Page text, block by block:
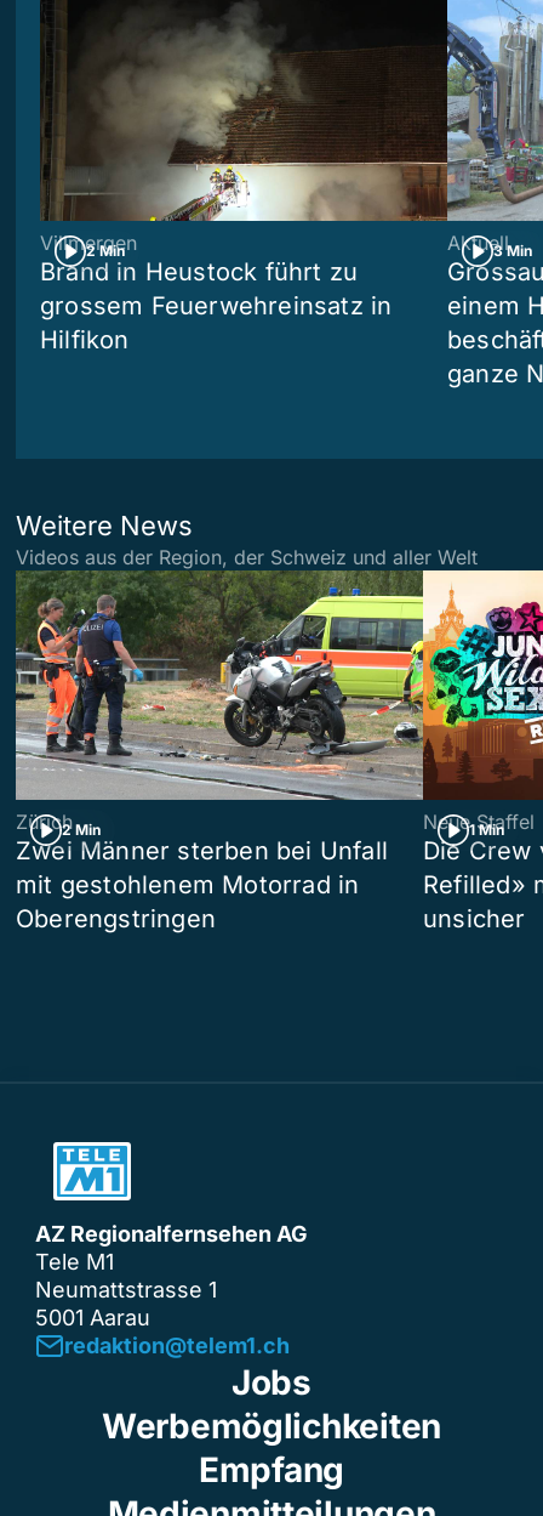
2 Min
Villmergen
Brand in Heustock führt zu
grossem Feuerwehreinsatz in
Hilfikon
3 Min
Aktuell
einem
ganze
Weitere News
Videos aus der Region, der Schweiz und aller Welt
2 Min
Zürich
Zwei Männer sterben bei Unfall
mit gestohlenem Motorrad in
Oberengstringen
1 Min
Neue Staffel
Die Crew
Refilled»
unsicher
AZ Regionalfernsehen AG
Tele M1
Neumattstrasse 1
5001 Aarau
redaktion@telem1.ch
Jobs
Werbemöglichkeiten
Empfang